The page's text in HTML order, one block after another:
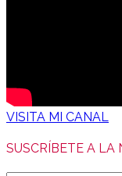
VISITA MI CANAL
SUSCRÍBETE A LA